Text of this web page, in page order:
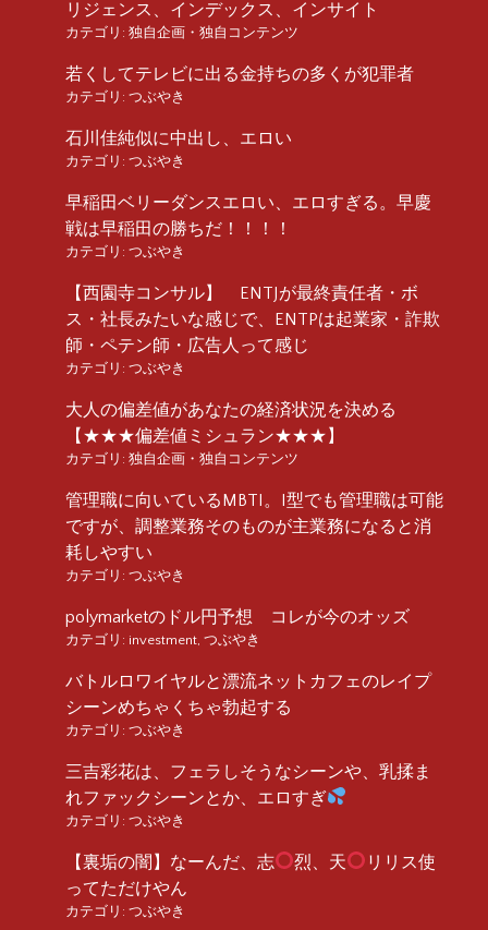
リジェンス、インデックス、インサイト
カテゴリ: 独自企画・独自コンテンツ
若くしてテレビに出る金持ちの多くが犯罪者
カテゴリ: つぶやき
石川佳純似に中出し、エロい
カテゴリ: つぶやき
早稲田ベリーダンスエロい、エロすぎる。早慶
戦は早稲田の勝ちだ！！！！
カテゴリ: つぶやき
【西園寺コンサル】 ENTJが最終責任者・ボ
ス・社長みたいな感じで、ENTPは起業家・詐欺
師・ペテン師・広告人って感じ
カテゴリ: つぶやき
大人の偏差値があなたの経済状況を決める
【★★★偏差値ミシュラン★★★】
カテゴリ: 独自企画・独自コンテンツ
管理職に向いているMBTI。I型でも管理職は可能
ですが、調整業務そのものが主業務になると消
耗しやすい
カテゴリ: つぶやき
polymarketのドル円予想 コレが今のオッズ
カテゴリ: investment つぶやき
バトルロワイヤルと漂流ネットカフェのレイプ
シーンめちゃくちゃ勃起する
カテゴリ: つぶやき
三吉彩花は、フェラしそうなシーンや、乳揉ま
れファックシーンとか、エロすぎ
カテゴリ: つぶやき
【裏垢の闇】なーんだ、志 烈、天
リリス使
ってただけやん
カテゴリ: つぶやき